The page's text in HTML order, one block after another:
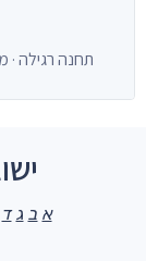
תחנה רגילה · מפעילי אוטובוסים
א ב ג ד